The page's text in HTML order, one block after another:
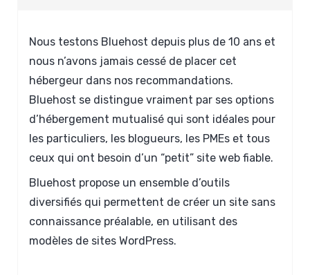
Nous testons Bluehost depuis plus de 10 ans et
nous n’avons jamais cessé de placer cet
hébergeur dans nos recommandations.
Bluehost se distingue vraiment par ses options
d’hébergement mutualisé qui sont idéales pour
les particuliers, les blogueurs, les PMEs et tous
ceux qui ont besoin d’un “petit” site web fiable.
Bluehost propose un ensemble d’outils
diversifiés qui permettent de créer un site sans
connaissance préalable, en utilisant des
modèles de sites WordPress.